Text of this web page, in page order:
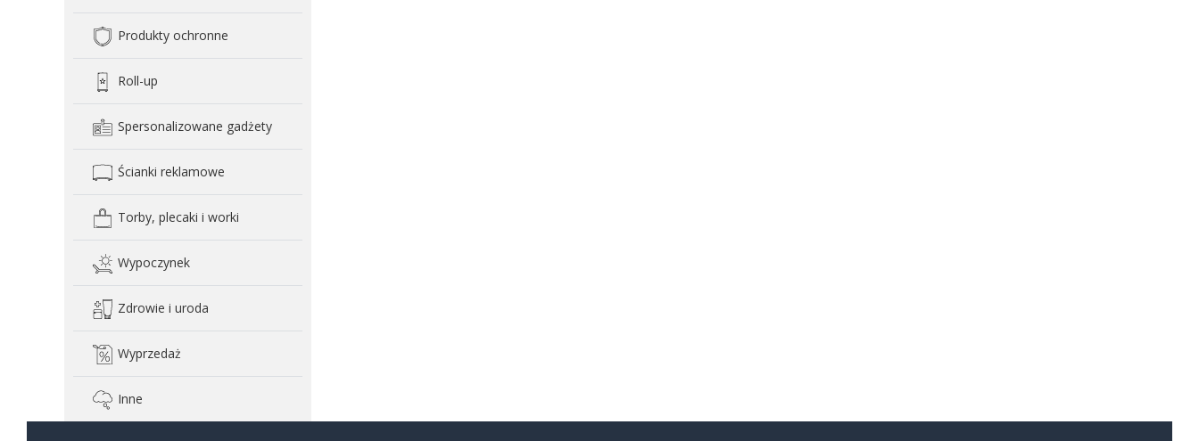
Produkty ochronne
Roll-up
Spersonalizowane gadżety
Ścianki reklamowe
Torby, plecaki i worki
Wypoczynek
Zdrowie i uroda
Wyprzedaż
Inne